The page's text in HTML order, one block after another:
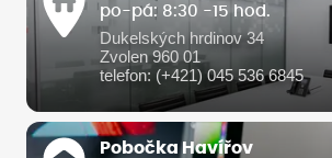
po-pá: 8:30 -15 hod.
Dukelských hrdinov 34
Zvolen 960 01
telefon: (+421) 045 536 6845
Pobočka Havířov